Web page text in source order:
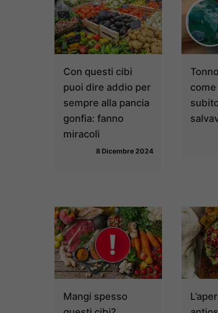
Con questi cibi
puoi dire addio per
sempre alla pancia
gonfia: fanno
miracoli
8 Dicembre 2024
Mangi spesso